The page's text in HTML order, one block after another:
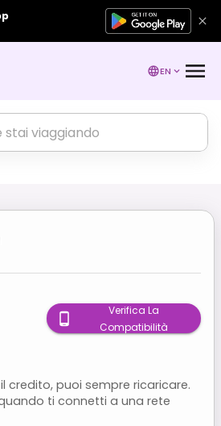
EN
credito, puoi sempre ricaricare.
ti connetti a una rete
Verifica La
Compatibilità